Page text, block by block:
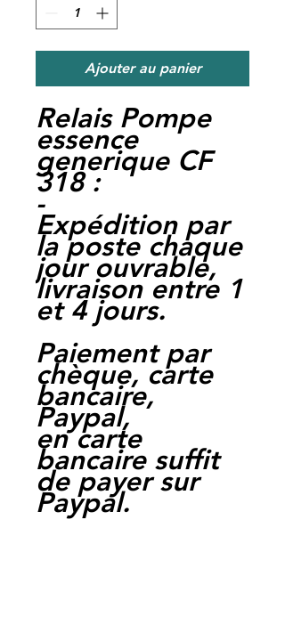
Ajouter au panier
Relais Pompe
essence
generique CF
318 :
-
Expédition par
la poste chaque
jour ouvrable,
livraison entre 1
et 4 jours.
Paiement par
chèque, carte
bancaire,
Paypal,
en carte
bancaire suffit
de payer sur
Paypal.